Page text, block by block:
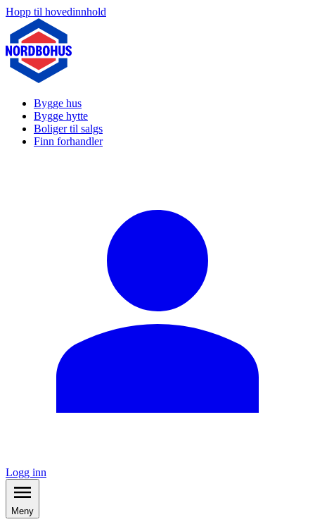
Hopp til hovedinnhold
Bygge hus
Bygge hytte
Boliger til salgs
Finn forhandler
Logg inn
Meny